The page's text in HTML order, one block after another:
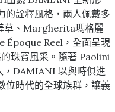
的詮釋風格，兩人佩戴多
草、Margherita瑪格麗
Époque Reel，全面呈現
珠寶風采。隨著 Paolini
DAMIANI 以與時俱進
位時代的全球族群，讓義